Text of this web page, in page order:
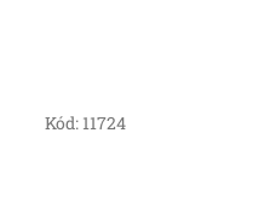
Kód: 11724